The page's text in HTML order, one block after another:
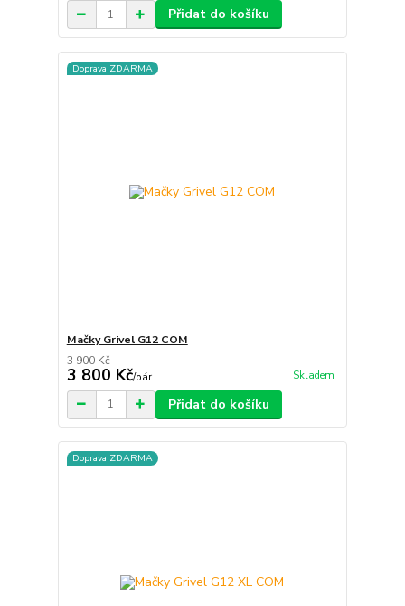
Přidat do košíku
Doprava ZDARMA
Mačky Grivel G12 COM
3 900 Kč
3 800 Kč/pár Skladem
Přidat do košíku
Doprava ZDARMA